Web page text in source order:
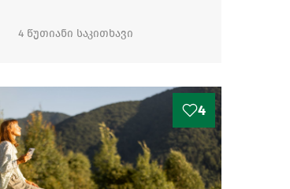
4 წუთიანი საკითხავი
4